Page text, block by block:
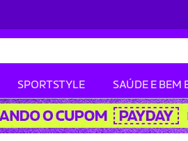
SPORTSTYLE SAÚDE E BEM